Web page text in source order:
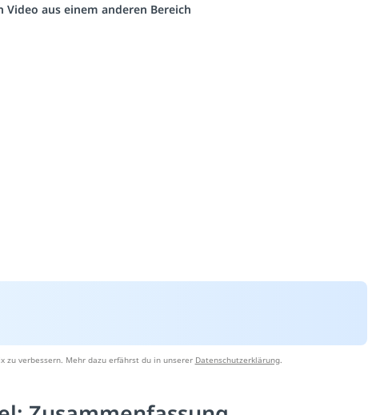
aus einem anderen Bereich
zu verbessern. Mehr dazu erfährst du in unserer Datenschutzerklärung.